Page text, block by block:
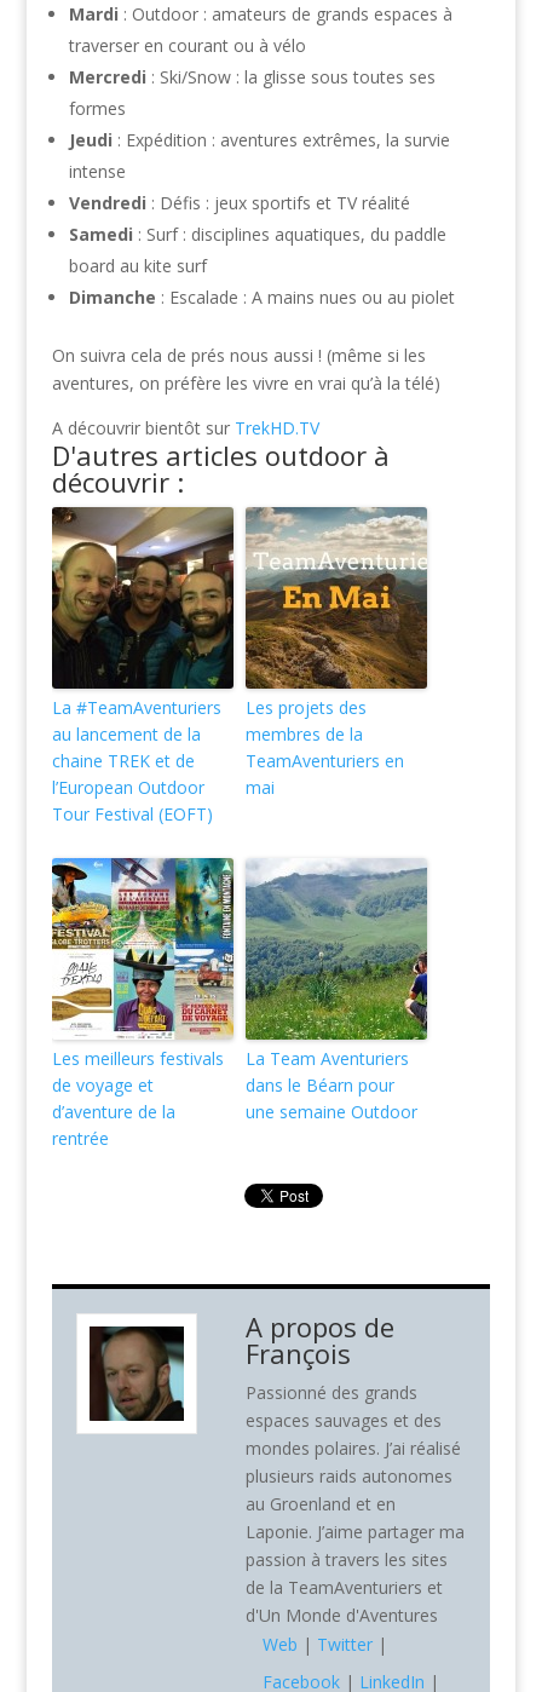
Mardi : Outdoor : amateurs de grands espaces à
traverser en courant ou à vélo
Mercredi : Ski/Snow : la glisse sous toutes ses
formes
Jeudi : Expédition : aventures extrêmes, la survie
intense
Vendredi : Défis : jeux sportifs et TV réalité
Samedi : Surf : disciplines aquatiques, du paddle
board au kite surf
Dimanche : Escalade : A mains nues ou au piolet
On suivra cela de prés nous aussi ! (même si les
aventures, on préfère les vivre en vrai qu’à la télé)
A découvrir bientôt sur TrekHD.TV
D'autres articles outdoor à
découvrir :
La #TeamAventuriers
au lancement de la
chaine TREK et de
l’European Outdoor
Tour Festival (EOFT)
Les projets des
membres de la
TeamAventuriers en
mai
Les meilleurs festivals
de voyage et
d’aventure de la
rentrée
La Team Aventuriers
dans le Béarn pour
une semaine Outdoor
A propos de
François
Passionné des grands
espaces sauvages et des
mondes polaires. J’ai réalisé
plusieurs raids autonomes
au Groenland et en
Laponie. J’aime partager ma
passion à travers les sites
de la TeamAventuriers et
d'Un Monde d'Aventures
Web | Twitter|
Facebook| LinkedIn |